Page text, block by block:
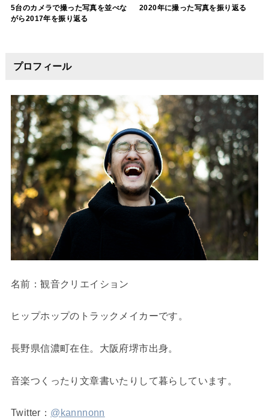
5台のカメラで撮った写真を並べな
がら2017年を振り返る
2020年に撮った写真を振り返る
プロフィール
名前：観音クリエイション
ヒップホップのトラックメイカーです。
長野県信濃町在住。大阪府堺市出身。
音楽つくったり文章書いたりして暮らしています。
Twitter： @kannnonn